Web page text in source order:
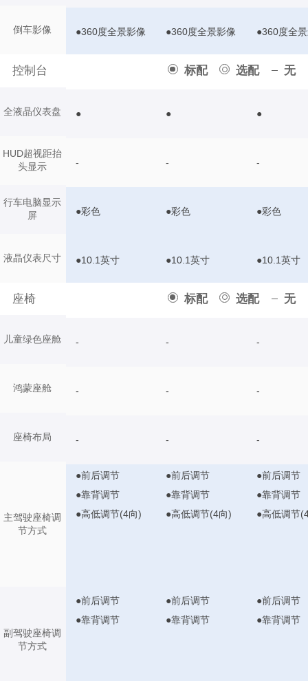
倒车影像
控制台 标配 选配 无
全液晶仪表盘
HUD超视距抬
头显示
行车电脑显示
屏
液晶仪表尺寸
座椅 标配 选配 无
儿童绿色座舱
鸿蒙座舱
座椅布局
主驾驶座椅调
节方式
副驾驶座椅调
节方式
●360度全景影像 ●360度全景影像 ●360度全
● ● ●
- - -
●彩色 ●彩色 ●彩色
●10.1英寸 ●10.1英寸 ●10.1英寸
- - -
- - -
- - -
●前后调节
●靠背调节
●高低调节(4向)
●前后调节
●靠背调节
●高低调节(4向)
●前后调节
●靠背调节
●高低调节
●前后调节
●靠背调节
●前后调节
●靠背调节
●前后调节
●靠背调节